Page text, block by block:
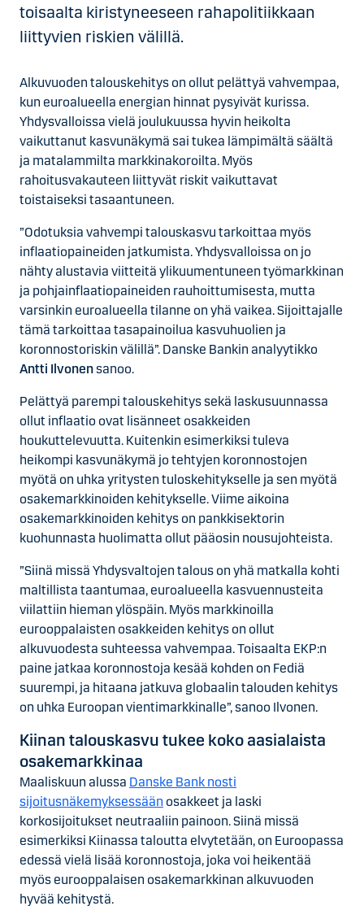
toisaalta kiristyneeseen rahapolitiikkaan
liittyvien riskien välillä.
Alkuvuoden talouskehitys on ollut pelättyä vahvempaa,
kun euroalueella energian hinnat pysyivät kurissa.
Yhdysvalloissa vielä joulukuussa hyvin heikolta
vaikuttanut kasvunäkymä sai tukea lämpimältä säältä
ja matalammilta markkinakoroilta. Myös
rahoitusvakauteen liittyvät riskit vaikuttavat
toistaiseksi tasaantuneen.
”Odotuksia vahvempi talouskasvu tarkoittaa myös
inflaatiopaineiden jatkumista. Yhdysvalloissa on jo
nähty alustavia viitteitä ylikuumentuneen työmarkkinan
ja pohjainflaatiopaineiden rauhoittumisesta, mutta
varsinkin euroalueella tilanne on yhä vaikea. Sijoittajalle
tämä tarkoittaa tasapainoilua kasvuhuolien ja
koronnostoriskin välillä”. Danske Bankin analyytikko
Antti Ilvonen sanoo.
Pelättyä parempi talouskehitys sekä laskusuunnassa
ollut inflaatio ovat lisänneet osakkeiden
houkuttelevuutta. Kuitenkin esimerkiksi tuleva
heikompi kasvunäkymä jo tehtyjen koronnostojen
myötä on uhka yritysten tuloskehitykselle ja sen myötä
osakemarkkinoiden kehitykselle. Viime aikoina
osakemarkkinoiden kehitys on pankkisektorin
kuohunnasta huolimatta ollut pääosin nousujohteista.
”Siinä missä Yhdysvaltojen talous on yhä matkalla kohti
maltillista taantumaa, euroalueella kasvuennusteita
viilattiin hieman ylöspäin. Myös markkinoilla
eurooppalaisten osakkeiden kehitys on ollut
alkuvuodesta suhteessa vahvempaa. Toisaalta EKP:n
paine jatkaa koronnostoja kesää kohden on Fediä
suurempi, ja hitaana jatkuva globaalin talouden kehitys
on uhka Euroopan vientimarkkinalle”, sanoo Ilvonen.
Kiinan talouskasvu tukee koko aasialaista
osakemarkkinaa
Maaliskuun alussa Danske Bank nosti
sijoitusnäkemyksessään osakkeet ja laski
korkosijoitukset neutraaliin painoon. Siinä missä
esimerkiksi Kiinassa taloutta elvytetään, on Euroopassa
edessä vielä lisää koronnostoja, joka voi heikentää
myös eurooppalaisen osakemarkkinan alkuvuoden
hyvää kehitystä.